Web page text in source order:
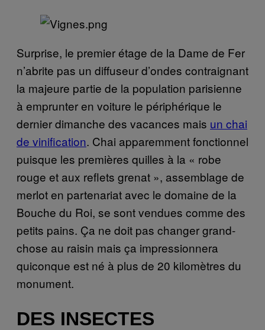
Surprise, le premier étage de la Dame de Fer
n’abrite pas un diffuseur d’ondes contraignant
la majeure partie de la population parisienne
à emprunter en voiture le périphérique le
dernier dimanche des vacances mais un chai
de vinification. Chai apparemment fonctionnel
puisque les premières quilles à la « robe
rouge et aux reflets grenat », assemblage de
merlot en partenariat avec le domaine de la
Bouche du Roi, se sont vendues comme des
petits pains. Ça ne doit pas changer grand-
chose au raisin mais ça impressionnera
quiconque est né à plus de 20 kilomètres du
monument.
DES INSECTES